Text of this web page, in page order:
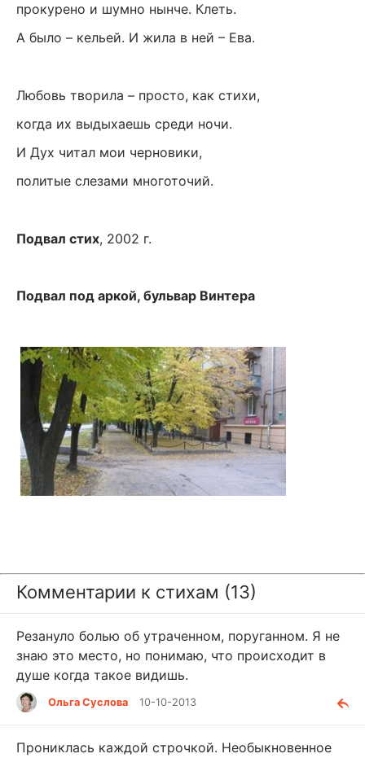
прокурено и шумно нынче. Клеть.
А было – кельей. И жила в ней – Ева.
Любовь творила – просто, как стихи,
когда их выдыхаешь среди ночи.
И Дух читал мои черновики,
политые слезами многоточий.
Подвал стих, 2002 г.
Подвал под аркой, бульвар Винтера
Комментарии к стихам (13)
Резануло болью об утраченном, поруганном. Я не
знаю это место, но понимаю, что происходит в
душе когда такое видишь.
Ольга Суслова 10-10-2013
Прониклась каждой строчкой. Необыкновенное